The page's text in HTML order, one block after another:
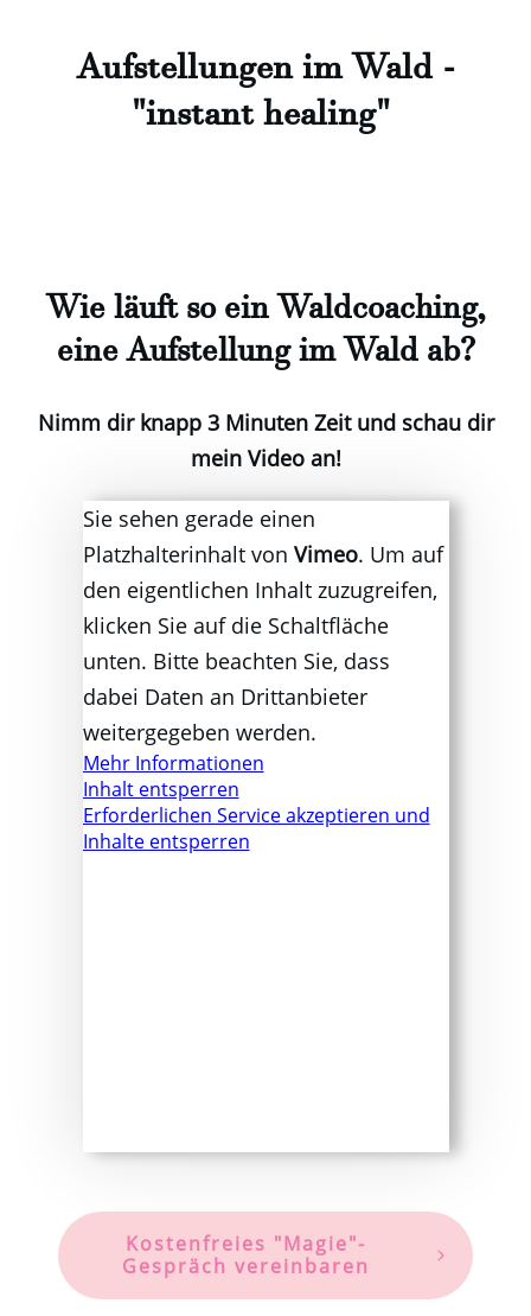
Aufstellungen im Wald-
"instant healing"
Wie läuft so ein Waldcoaching,
eine Aufstellung im Wald ab?
Nimm dir knapp 3 Minuten Zeit und schau dir
mein Video an!
Sie sehen gerade einen
Platzhalterinhalt von Vimeo. Um auf
den eigentlichen Inhalt zuzugreifen,
klicken Sie auf die Schaltfläche
unten. Bitte beachten Sie, dass
dabei Daten an Drittanbieter
weitergegeben werden.
Mehr Informationen
Inhalt entsperren
Erforderlichen Service akzeptieren und
Inhalte entsperren
Kostenfreies "Magie"-
Gespräch vereinbaren